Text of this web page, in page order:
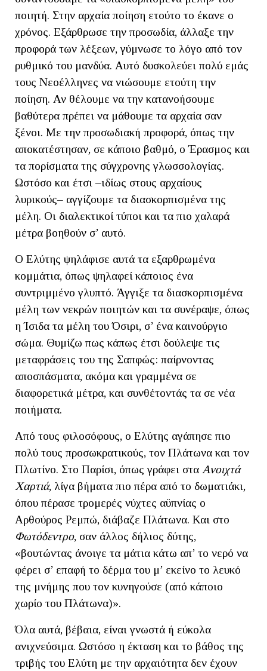
ποιητή. Στην αρχαία ποίηση ετούτο το έκανε ο
χρόνος. Εξάρθρωσε την προσωδία, άλλαξε την
προφορά των λέξεων, γύμνωσε το λόγο από τον
ρυθμικό του μανδύα. Αυτό δυσκολεύει πολύ εμάς
τους Νεοέλληνες να νιώσουμε ετούτη την
ποίηση. Αν θέλουμε να την κατανοήσουμε
βαθύτερα πρέπει να μάθουμε τα αρχαία σαν
ξένοι. Με την προσωδιακή προφορά, όπως την
αποκατέστησαν, σε κάποιο βαθμό, ο Έρασμος και
τα πορίσματα της σύγχρονης γλωσσολογίας.
Ωστόσο και έτσι –ιδίως στους αρχαίους
λυρικούς– αγγίζουμε τα διασκορπισμένα της
μέλη. Οι διαλεκτικοί τύποι και τα πιο χαλαρά
μέτρα βοηθούν σ’ αυτό.
Ο Ελύτης ψηλάφισε αυτά τα εξαρθρωμένα
κομμάτια, όπως ψηλαφεί κάποιος ένα
συντριμμένο γλυπτό. Άγγιξε τα διασκορπισμένα
μέλη των νεκρών ποιητών και τα συνέραψε, όπως
η Ίσιδα τα μέλη του Όσιρι, σ’ ένα καινούργιο
σώμα. Θυμίζω πως κάπως έτσι δούλεψε τις
μεταφράσεις του της Σαπφώς: παίρνοντας
αποσπάσματα, ακόμα και γραμμένα σε
διαφορετικά μέτρα, και συνθέτοντάς τα σε νέα
ποιήματα.
Από τους φιλοσόφους, ο Ελύτης αγάπησε πιο
πολύ τους προσωκρατικούς, τον Πλάτωνα και τον
Πλωτίνο. Στο Παρίσι, όπως γράφει στα Ανοιχτά
Χαρτιά, λίγα βήματα πιο πέρα από το δωματιάκι,
όπου πέρασε τρομερές νύχτες αϋπνίας ο
Αρθούρος Ρεμπώ, διάβαζε Πλάτωνα. Και στο
Φωτόδεντρο, σαν άλλος δήλιος δύτης,
«βουτώντας άνοιγε τα μάτια κάτω απ’ το νερό να
φέρει σ’ επαφή το δέρμα του μ’ εκείνο το λευκό
της μνήμης που τον κυνηγούσε (από κάποιο
χωρίο του Πλάτωνα)».
Όλα αυτά, βέβαια, είναι γνωστά ή εύκολα
ανιχνεύσιμα. Ωστόσο η έκταση και το βάθος της
τριβής του Ελύτη με την αρχαιότητα δεν έχουν